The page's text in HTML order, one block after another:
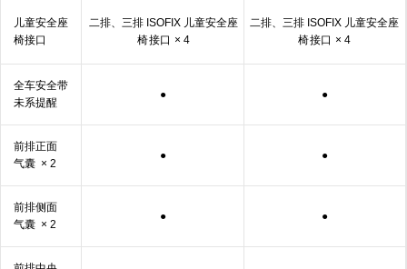
儿童安全座
椅接口
二排、三排 ISOFIX 儿童安全座
椅接口 × 4
二排、三排 ISOFIX 儿童安全座
椅接口 × 4
全车安全带
未系提醒
● ●
前排正面
气囊 × 2
● ●
前排侧面
气囊 × 2
● ●